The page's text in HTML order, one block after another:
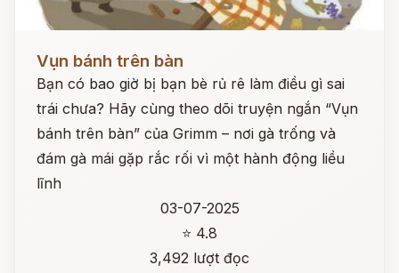
Vụn bánh trên bàn
Bạn có bao giờ bị bạn bè rủ rê làm điều gì sai
trái chưa? Hãy cùng theo dõi truyện ngắn “Vụn
bánh trên bàn” của Grimm – nơi gà trống và
đám gà mái gặp rắc rối vì một hành động liều
lĩnh
03-07-2025
⭐ 4.8
3,492 lượt đọc